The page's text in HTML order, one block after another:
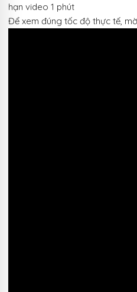
hạn video 1 phút
Để xem đúng tốc độ thực tế,